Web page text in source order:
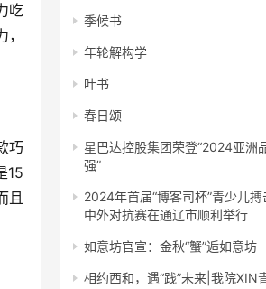
吃
巧
15
且
季候书
年轮解构学
叶书
春日颂
星巴达控股集团荣登“2024亚洲
强”
2024年首届“博客司杯”青少儿
中外对抗赛在通辽市顺利举行
如意坊官宣：金秋“蟹”逅如意坊
相约西和，遇“践”未来|我院XIN